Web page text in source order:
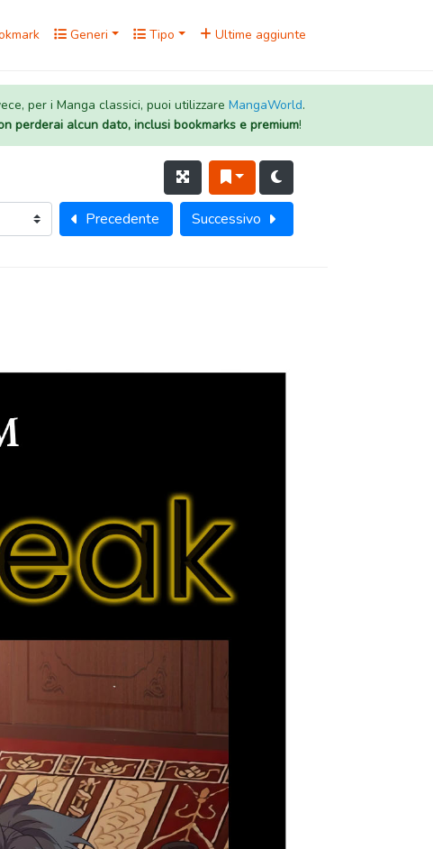
Generi Tipo Ultime aggiunte
per i Manga classici, puoi utilizzare MangaWorld.
perderai alcun dato, inclusi bookmarks e premium!
Precedente Successivo